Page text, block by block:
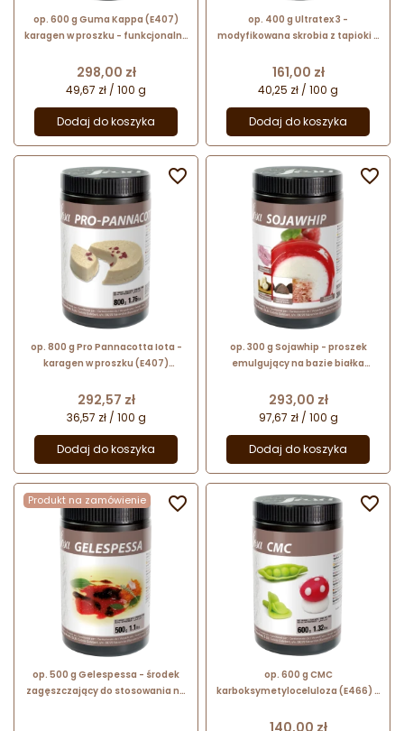
op. 600 g Guma Kappa (E407)
karagen w proszku - funkcjonalny
40394 Sosa Ingredients
Cena
298,00 zł
49,67 zł / 100 g
Dodaj do koszyka
op. 400 g Ultratex 3 -
modyfikowana skrobia z tapioki o
- nr. kat. 41220 Sosa Ingredients
Cena
161,00 zł
40,25 zł / 100 g
Dodaj do koszyka
op. 800 g Pro Pannacotta Iota -
karagen w proszku (E407)
żelująca - nr. kat. 48650 Sosa
Ingredients
Cena
292,57 zł
36,57 zł / 100 g
Dodaj do koszyka

op. 300 g Sojawhip - proszek
emulgujący na bazie białka
nr. kat. 40375 Sosa Ingredients
Cena
293,00 zł
97,67 zł / 100 g
Dodaj do koszyka

Produkt na zamówienie
op. 500 g Gelespessa - środek
zagęszczający do stosowania na

op. 600 g CMC
karboksymetyloceluloza (E466) -
przeciwzbrylająca - nr. kat. 40411
Cena
